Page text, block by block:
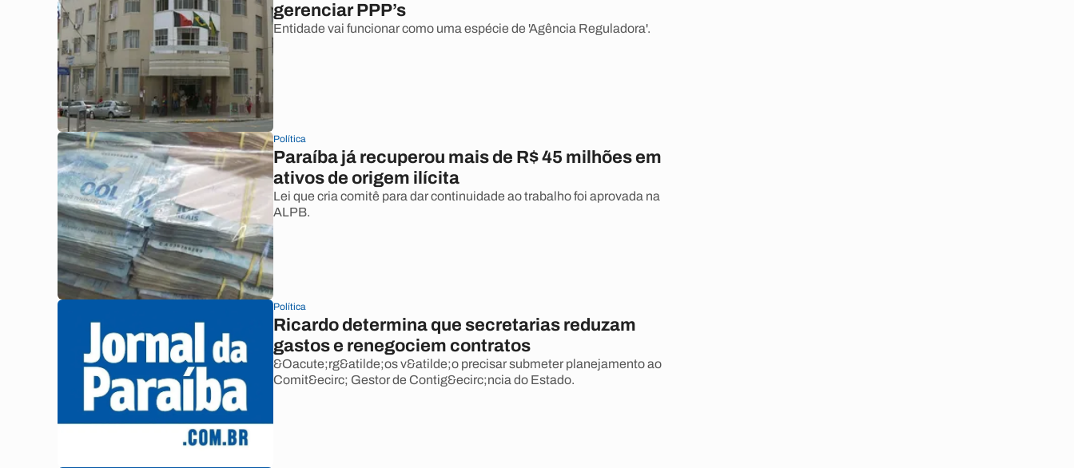
gerenciar PPP’s
Entidade vai funcionar como uma espécie de 'Agência Reguladora'.
Política
Paraíba já recuperou mais de R$ 45 milhões em
ativos de origem ilícita
Lei que cria comitê para dar continuidade ao trabalho foi aprovada na
ALPB.
Política
Ricardo determina que secretarias reduzam
gastos e renegociem contratos
&Oacute;rg&atilde;os v&atilde;o precisar submeter planejamento ao
Comit&ecirc; Gestor de Contig&ecirc;ncia do Estado.